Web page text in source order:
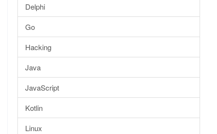
Delphi
Go
Hacking
Java
JavaScript
Kotlin
Linux